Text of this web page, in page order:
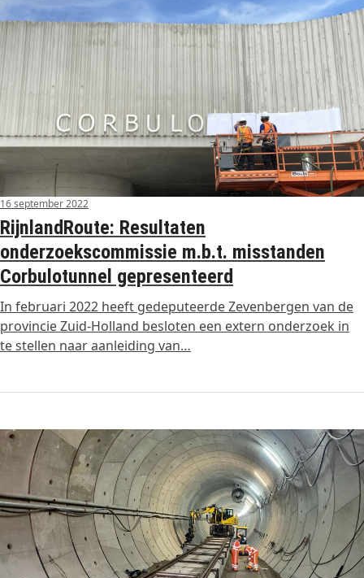
16 september 2022
RijnlandRoute: Resultaten
onderzoekscommissie m.b.t. misstanden
Corbulotunnel gepresenteerd
In februari 2022 heeft gedeputeerde Zevenbergen van de
provincie Zuid-Holland besloten een extern onderzoek in
te stellen naar aanleiding van…